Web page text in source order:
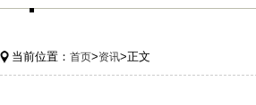
当前位置： 首页>资讯>正文